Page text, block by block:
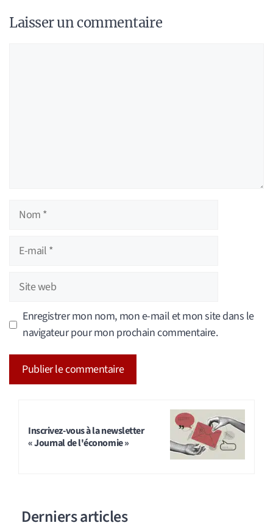
Laisser un commentaire
Nom
Site
web
Enregistrer mon nom, mon e-mail et mon site dans le
navigateur pour mon prochain commentaire.
Inscrivez-vous à la newsletter
« Journal de l'économie »
Derniers articles